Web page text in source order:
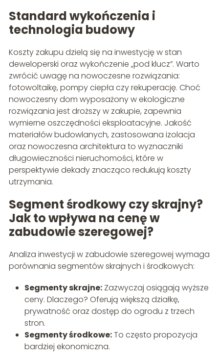
Standard wykończenia i
technologia budowy
Koszty zakupu dzielą się na inwestycję w stan
deweloperski oraz wykończenie „pod klucz”. Warto
zwrócić uwagę na nowoczesne rozwiązania:
fotowoltaikę, pompy ciepła czy rekuperację. Choć
nowoczesny dom wyposażony w ekologiczne
rozwiązania jest droższy w zakupie, zapewnia
wymierne oszczędności eksploatacyjne. Jakość
materiałów budowlanych, zastosowana izolacja
oraz nowoczesna architektura to wyznaczniki
długowieczności nieruchomości, które w
perspektywie dekady znacząco redukują koszty
utrzymania.
Segment środkowy czy skrajny?
Jak to wpływa na cenę w
zabudowie szeregowej?
Analiza inwestycji w zabudowie szeregowej wymaga
porównania segmentów skrajnych i środkowych:
Segmenty skrajne:Zazwyczaj osiągają wyższe
ceny. Dlaczego? Oferują większą działkę,
prywatność oraz dostęp do ogrodu z trzech
stron.
Segmenty środkowe:To często propozycja
bardziej ekonomiczna.